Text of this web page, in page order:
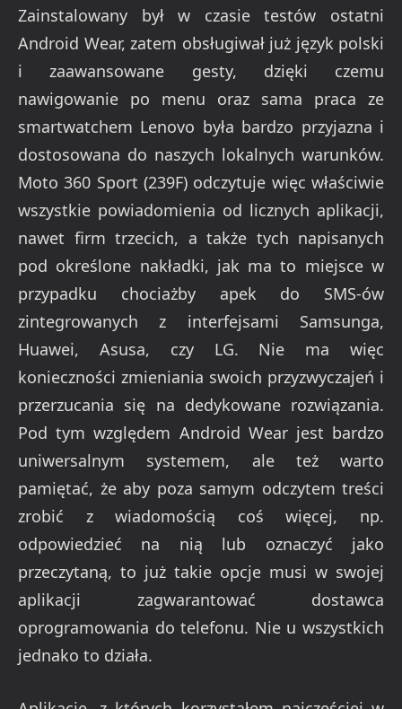
Zainstalowany był w czasie testów ostatni
Android Wear, zatem obsługiwał już język polski
i zaawansowane gesty, dzięki czemu
nawigowanie po menu oraz sama praca ze
smartwatchem Lenovo była bardzo przyjazna i
dostosowana do naszych lokalnych warunków.
Moto 360 Sport (239F) odczytuje więc właściwie
wszystkie powiadomienia od licznych aplikacji,
nawet firm trzecich, a także tych napisanych
pod określone nakładki, jak ma to miejsce w
przypadku chociażby apek do SMS-ów
zintegrowanych z interfejsami Samsunga,
Huawei, Asusa, czy LG. Nie ma więc
konieczności zmieniania swoich przyzwyczajeń i
przerzucania się na dedykowane rozwiązania.
Pod tym względem Android Wear jest bardzo
uniwersalnym systemem, ale też warto
pamiętać, że aby poza samym odczytem treści
zrobić z wiadomością coś więcej, np.
odpowiedzieć na nią lub oznaczyć jako
przeczytaną, to już takie opcje musi w swojej
aplikacji zagwarantować dostawca
oprogramowania do telefonu. Nie u wszystkich
jednako to działa.